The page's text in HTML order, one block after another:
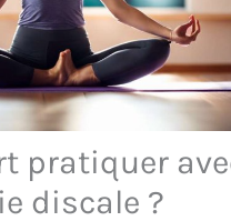
pratiquer
discale ?